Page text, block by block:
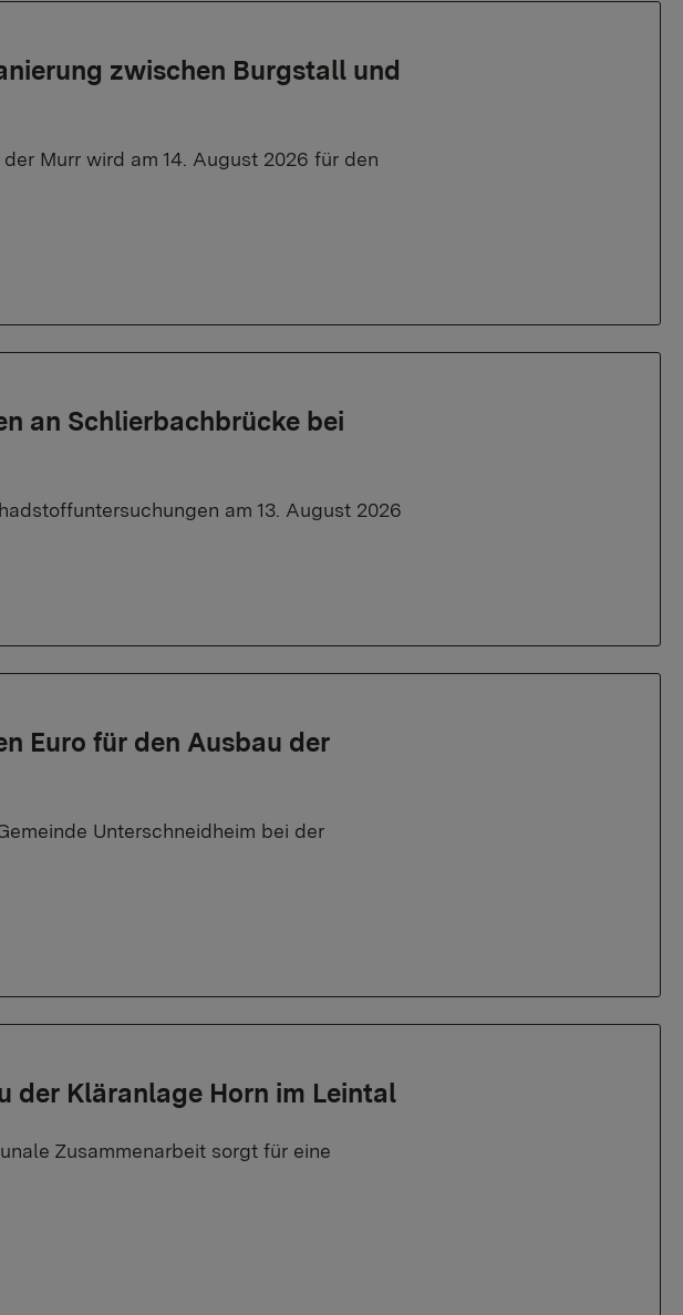
zwischen Burgstall und
Murr wird am 14. August 2026 für den
an Schlierbachbrücke bei
am 13. August 2026
Euro für den Ausbau der
Unterschneidheim bei der
der Kläranlage Horn im Leintal
Zusammenarbeit sorgt für eine